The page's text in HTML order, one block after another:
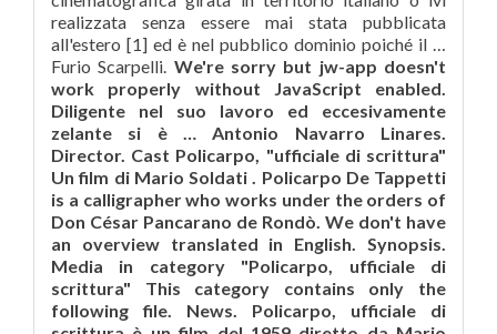
realizzata senza essere mai stata pubblicata
all'estero [1] ed è nel pubblico dominio poiché il …
Furio Scarpelli. We're sorry but jw-app doesn't
work properly without JavaScript enabled.
Diligente nel suo lavoro ed eccesivamente
zelante si è … Antonio Navarro Linares.
Director. Cast Policarpo, "ufficiale di scrittura"
Un film di Mario Soldati . Policarpo De Tappetti
is a calligrapher who works under the orders of
Don César Pancarano de Rondò. We don't have
an overview translated in English. Synopsis.
Media in category "Policarpo, ufficiale di
scrittura" This category contains only the
following file. News. Policarpo, ufficiale di